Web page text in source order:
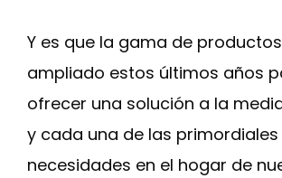
Y es que la gama de productos
ampliado estos últimos años
ofrecer una solución a la
y cada una de las primordiales
necesidades en el hogar de